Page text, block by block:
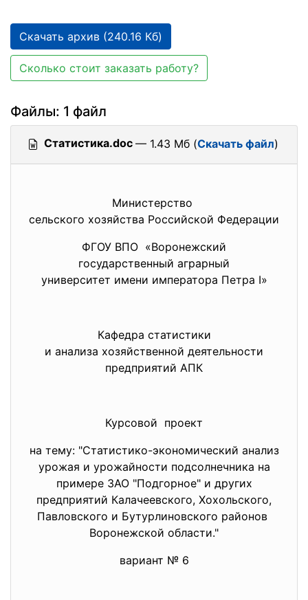
Скачать архив (240.16 Кб)
Сколько стоит заказать работу?
Файлы: 1 файл
Статистика.doc — 1.43 Мб (Скачать файл)
Министерство
сельского хозяйства Российской Федерации
ФГОУ ВПО «Воронежский
государственный аграрный
университет имени императора Петра I»
Кафедра статистики
и анализа хозяйственной деятельности
предприятий АПК
Курсовой проект
на тему: "Статистико-экономический анализ
урожая и урожайности подсолнечника на
примере ЗАО "Подгорное" и других
предприятий Калачеевского, Хохольского,
Павловского и Бутурлиновского районов
Воронежской области."
вариант № 6